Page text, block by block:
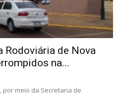
Rodoviária de Nova
na...
por meio da Secretaria de